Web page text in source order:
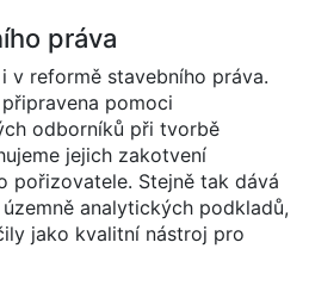
práva
v reformě stavebního práva.
pomoci
odborníků při tvorbě
jejich zakotvení
pořizovatele. Stejně tak dává
analytických podkladů,
jako kvalitní nástroj pro